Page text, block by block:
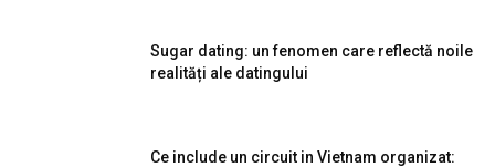
Sugar dating: un fenomen care reflectă noile
realități ale datingului
Ce include un circuit in Vietnam organizat: